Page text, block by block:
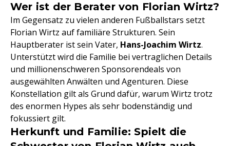
Wer ist der Berater von Florian Wirtz?
Im Gegensatz zu vielen anderen Fußballstars setzt
Florian Wirtz auf familiäre Strukturen. Sein
Hauptberater ist sein Vater, Hans-Joachim Wirtz.
Unterstützt wird die Familie bei vertraglichen Details
und millionenschweren Sponsorendeals von
ausgewählten Anwälten und Agenturen. Diese
Konstellation gilt als Grund dafür, warum Wirtz trotz
des enormen Hypes als sehr bodenständig und
fokussiert gilt.
Herkunft und Familie: Spielt die